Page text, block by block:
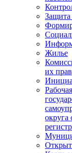
Жилье
их прав
округа